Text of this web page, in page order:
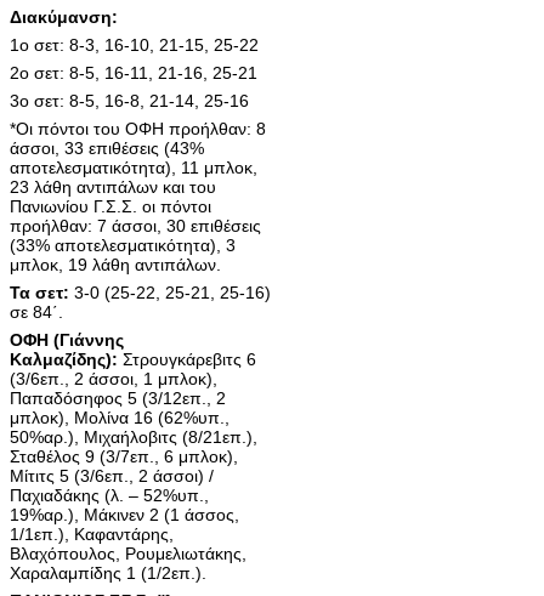
Διακύμανση:
1ο σετ: 8-3, 16-10, 21-15, 25-22
2ο σετ: 8-5, 16-11, 21-16, 25-21
3ο σετ: 8-5, 16-8, 21-14, 25-16
*Οι πόντοι του ΟΦΗ προήλθαν: 8
άσσοι, 33 επιθέσεις (43%
αποτελεσματικότητα), 11 μπλοκ,
23 λάθη αντιπάλων και του
Πανιωνίου Γ.Σ.Σ. οι πόντοι
προήλθαν: 7 άσσοι, 30 επιθέσεις
(33% αποτελεσματικότητα), 3
μπλοκ, 19 λάθη αντιπάλων.
Τα σετ: 3-0 (25-22, 25-21, 25-16)
σε 84΄.
ΟΦΗ (Γιάννης
Καλμαζίδης): Στρουγκάρεβιτς 6
(3/6επ., 2 άσσοι, 1 μπλοκ),
Παπαδόσηφος 5 (3/12επ., 2
μπλοκ), Μολίνα 16 (62%υπ.,
50%αρ.), Μιχαήλοβιτς (8/21επ.),
Σταθέλος 9 (3/7επ., 6 μπλοκ),
Μίτιτς 5 (3/6επ., 2 άσσοι) /
Παχιαδάκης (λ. – 52%υπ.,
19%αρ.), Μάκινεν 2 (1 άσσος,
1/1επ.), Καφαντάρης,
Βλαχόπουλος, Ρουμελιωτάκης,
Χαραλαμπίδης 1 (1/2επ.).